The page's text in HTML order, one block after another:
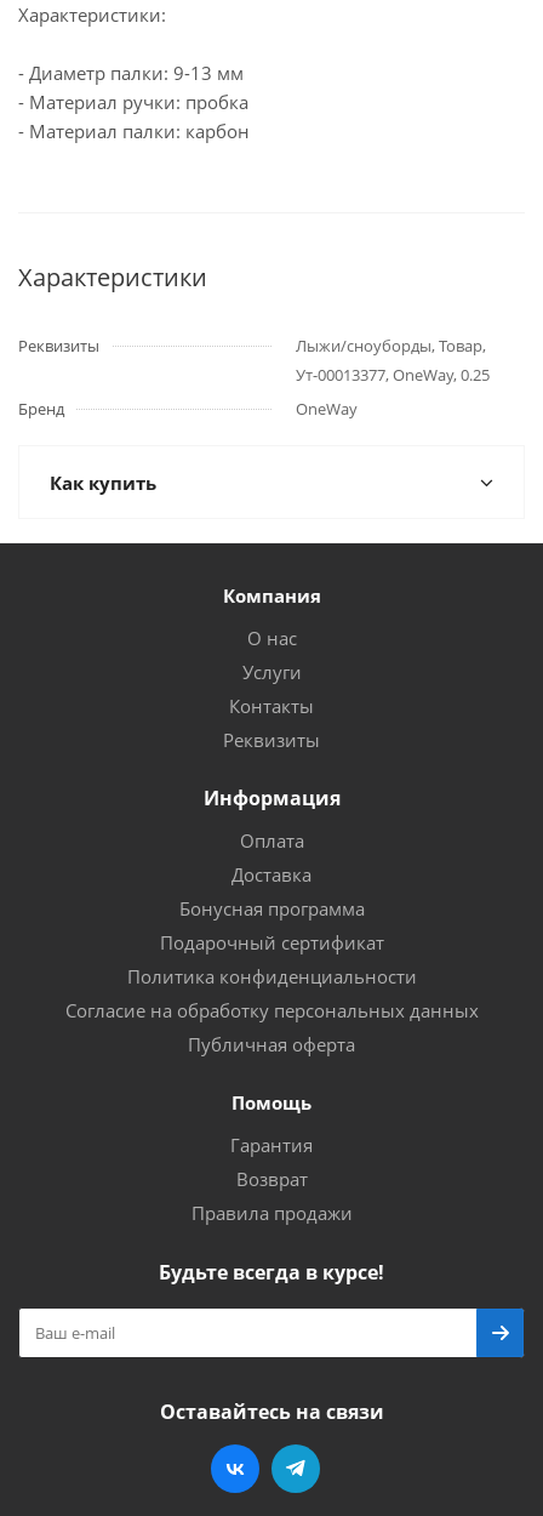
Характеристики:
- Диаметр палки: 9-13 мм
- Материал ручки: пробка
- Материал палки: карбон
Характеристики
Реквизиты
Лыжи/сноуборды, Товар,
Ут-00013377, OneWay, 0.25
Бренд
OneWay
Как купить
Компания
О нас
Услуги
Контакты
Реквизиты
Информация
Оплата
Доставка
Бонусная программа
Подарочный сертификат
Политика конфиденциальности
Согласие на обработку персональных данных
Публичная оферта
Помощь
Гарантия
Возврат
Правила продажи
Будьте всегда в курсе!
Оставайтесь на связи